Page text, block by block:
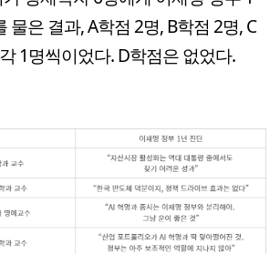
물은 결과, A학점 2명, B학점 2명, C
1명씩이었다. D학점은 없었다.